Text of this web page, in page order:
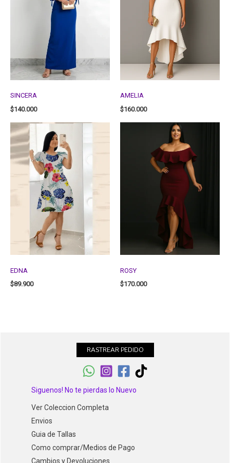
SINCERA
$140.000
AMELIA
$160.000
EDNA
$89.900
ROSY
$170.000
RASTREAR PEDIDO
Siguenos! No te pierdas lo Nuevo
Ver Coleccion Completa
Envios
Guia de Tallas
Como comprar/Medios de Pago
Cambios y Devoluciones